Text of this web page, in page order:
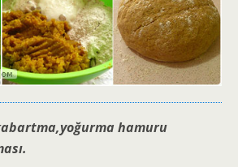
hamuru